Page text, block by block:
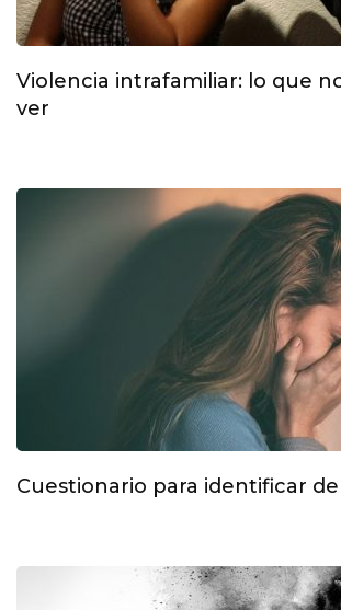
Violencia intrafamiliar: lo que
ver
Cuestionario para identificar